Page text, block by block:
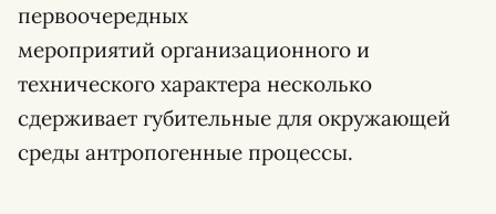
первоочередных
мероприятий организационного и
технического характера несколько
сдерживает губительные для окружающей
среды антропогенные процессы.